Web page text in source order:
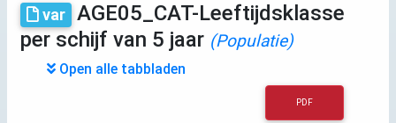
var
AGE05_CAT-Leeftijdsklasse
per schijf van 5 jaar (Populatie)
Open alle tabbladen
PDF